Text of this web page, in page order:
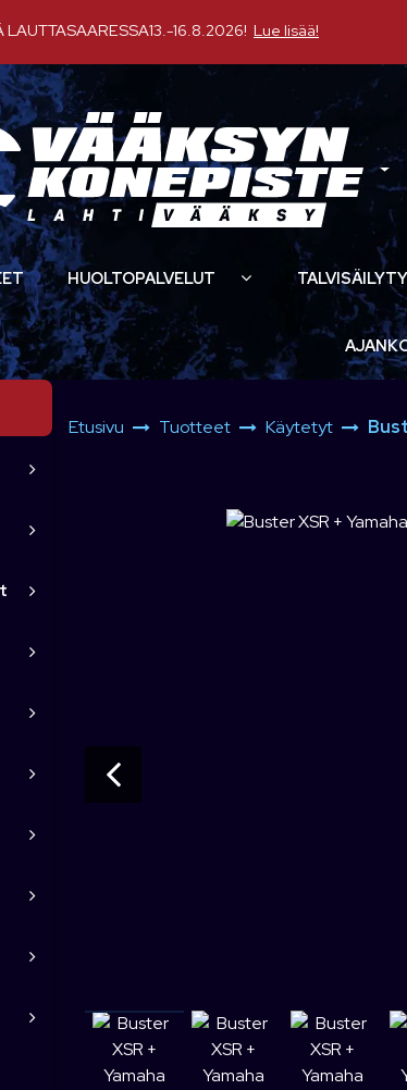
LAUTTASAARESSA13.-16.8.2026! Lue lisää!
HUOLTOPALVELUT
Etusivu Tuotteet Käytetyt